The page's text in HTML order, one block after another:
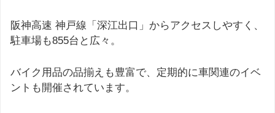
阪神高速 神戸線「深江出口」からアクセスしやすく、
駐車場も855台と広々。
バイク用品の品揃えも豊富で、定期的に車関連のイベ
ントも開催されています。